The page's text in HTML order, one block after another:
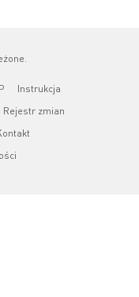
Instrukcja
Rejestr zmian